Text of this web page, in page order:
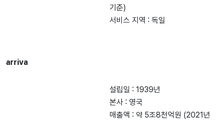
기준)
서비스 지역 : 독일
arriva
설립일 : 1939년
본사 : 영국
매출액 : 약 5조8천억원 (2021년